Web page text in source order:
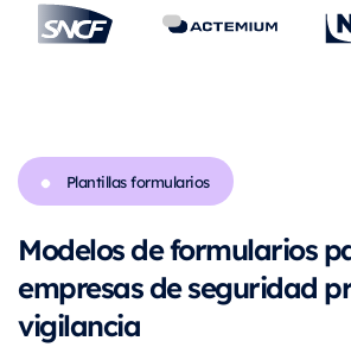
Plantillas formularios
Modelos de formularios
empresasde seguridad
vigilancia